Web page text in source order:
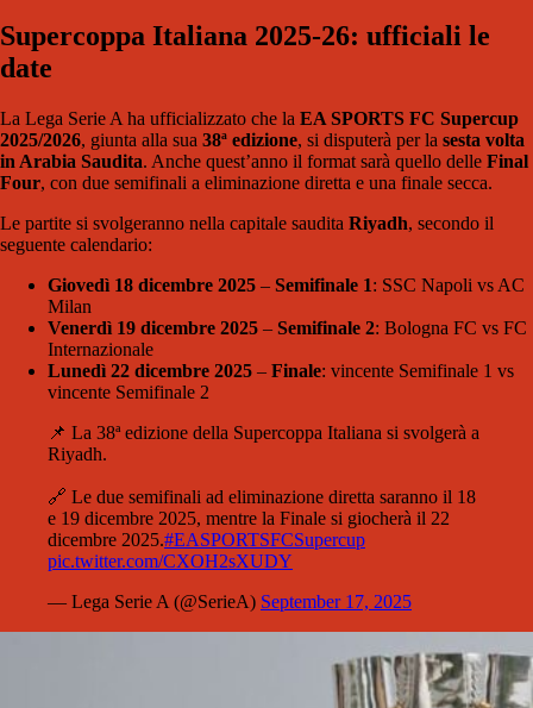
Supercoppa Italiana 2025-26: ufficiali le
date
La Lega Serie A ha ufficializzato che la EA SPORTS FC Supercup
2025/2026, giunta alla sua 38ª edizione, si disputerà per la sesta volta
in Arabia Saudita. Anche quest’anno il format sarà quello delle Final
Four, con due semifinali a eliminazione diretta e una finale secca.
Le partite si svolgeranno nella capitale saudita Riyadh, secondo il
seguente calendario:
Giovedì 18 dicembre 2025 – Semifinale 1: SSC Napoli vs AC
Milan
Venerdì 19 dicembre 2025 – Semifinale 2: Bologna FC vs FC
Internazionale
Lunedì 22 dicembre 2025 – Finale: vincente Semifinale 1 vs
vincente Semifinale 2
📌 La 38ª edizione della Supercoppa Italiana si svolgerà a
Riyadh.
🔗 Le due semifinali ad eliminazione diretta saranno il 18
e 19 dicembre 2025, mentre la Finale si giocherà il 22
dicembre 2025.#EASPORTSFCSupercup
pic.twitter.com/CXOH2sXUDY
— Lega Serie A (@SerieA) September 17, 2025